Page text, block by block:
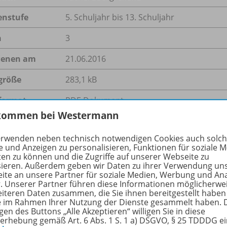
5. Schuljahr bis 13. Schuljahr
3
am
21.06.2016
283,1 kB
PDF-Dokument
Arbeitsblatt richtet sich an Schülerinnen und Schüler, die
Niveau sprechen. Es erklärt, was
auf eineminhaltlich mittleren und dem sprachlichen
bei Westermann
neben technisch notwendigen Cookies auch
und Anzeigen zu personalisieren, Funktionen für soziale
zu können und die Zugriffe auf unserer Webseite zu
Außerdem geben wir Daten zu ihrer Verwendung
an unsere Partner für soziale Medien, Werbung und
Unserer Partner führen diese Informationen
Daten zusammen, die Sie ihnen bereitgestellt
im Rahmen Ihrer Nutzung der Dienste gesammelt haben.
des Buttons „Alle Akzeptieren“ willigen Sie in diese
gemäß Art. 6 Abs. 1 S. 1 a) DSGVO, § 25 TDDDG